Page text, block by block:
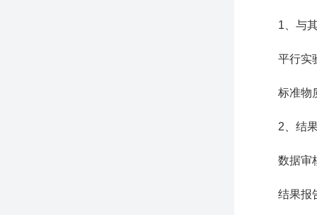
1、与其
平行实验
标准物质
2、结果
数据审核
结果报告